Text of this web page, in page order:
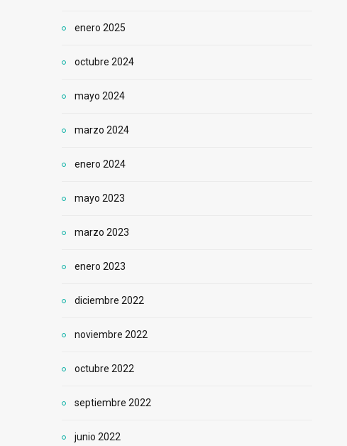
enero 2025
octubre 2024
mayo 2024
marzo 2024
enero 2024
mayo 2023
marzo 2023
enero 2023
diciembre 2022
noviembre 2022
octubre 2022
septiembre 2022
junio 2022